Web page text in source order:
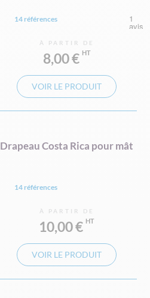
14 références
À PARTIR DE
8,00 €
VOIR LE PRODUIT
Drapeau Costa Rica pour mât
14 références
À PARTIR DE
10,00 €
VOIR LE PRODUIT